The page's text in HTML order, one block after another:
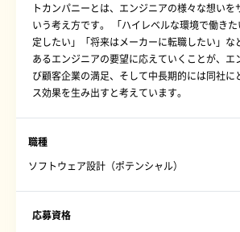
トカンパニーとは、エンジニアの様々な想いを
いう考え方です。 「ハイレベルな環境で働き
定したい」「将来はメーカーに転職したい」な
あるエンジニアの要望に応えていくことが、エ
び顧客企業の満足、そして中長期的には同社に
ス効果を生み出すと考えています。
職種
ソフトウェア設計（ポテンシャル）
応募資格